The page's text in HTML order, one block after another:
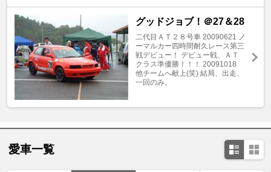
グッドジョブ！＠27＆28
二代目ＡＴ２８号車 20090621 ノ
ーマルカー四時間耐久レース第三
戦デビュー！ デビュー戦、ＡＴ
クラス準優勝！！！ 20091018
他チームへ献上(笑) 結局、出走、
一回のみ。
愛車一覧